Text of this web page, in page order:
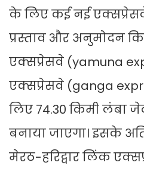
के लिए कई नई
प्रस्ताव और अनुमोदन
एक्सप्रेसवे (yamuna
एक्सप्रेसवे (ganga
लिए 74.30 किमी लंबा
बनाया जाएगा। इसके
मेरठ-हरिद्वार लिंक